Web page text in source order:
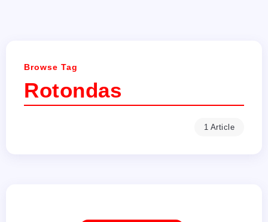
Browse Tag
Rotondas
1 Article